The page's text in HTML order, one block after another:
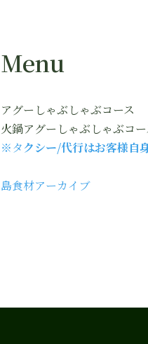
Menu
アグーしゃぶしゃぶコース
火鍋アグーしゃぶしゃぶコー
※タクシー/代行はお客様自
島食材アーカイブ